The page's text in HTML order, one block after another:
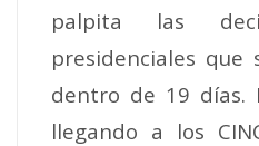
palpita las
presidenciales que
dentro de 19 días.
llegando a los